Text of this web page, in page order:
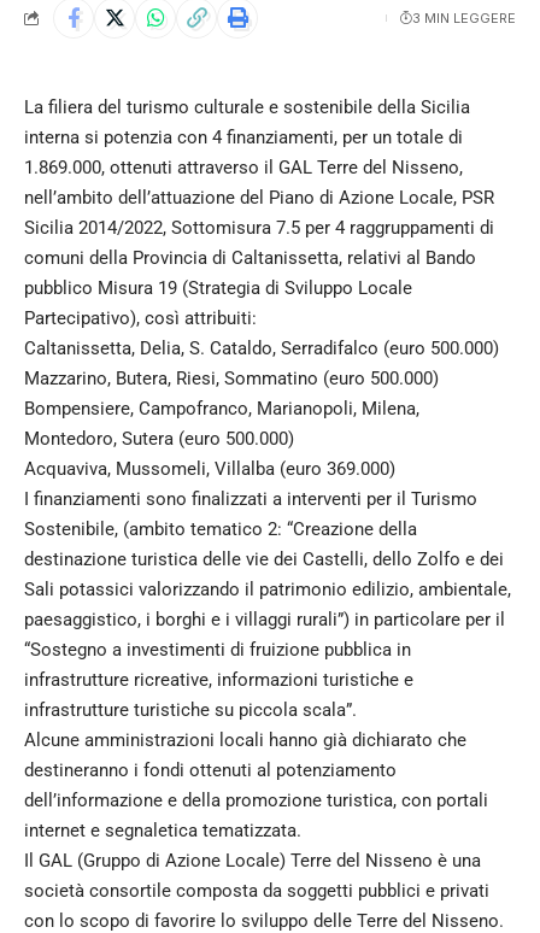
3 MIN LEGGERE
La filiera del turismo culturale e sostenibile della Sicilia
interna si potenzia con 4 finanziamenti, per un totale di
1.869.000, ottenuti attraverso il GAL Terre del Nisseno,
nell’ambito dell’attuazione del Piano di Azione Locale, PSR
Sicilia 2014/2022, Sottomisura 7.5 per 4 raggruppamenti di
comuni della Provincia di Caltanissetta, relativi al Bando
pubblico Misura 19 (Strategia di Sviluppo Locale
Partecipativo), così attribuiti:
Caltanissetta, Delia, S. Cataldo, Serradifalco (euro 500.000)
Mazzarino, Butera, Riesi, Sommatino (euro 500.000)
Bompensiere, Campofranco, Marianopoli, Milena,
Montedoro, Sutera (euro 500.000)
Acquaviva, Mussomeli, Villalba (euro 369.000)
I finanziamenti sono finalizzati a interventi per il Turismo
Sostenibile, (ambito tematico 2: “Creazione della
destinazione turistica delle vie dei Castelli, dello Zolfo e dei
Sali potassici valorizzando il patrimonio edilizio, ambientale,
paesaggistico, i borghi e i villaggi rurali”) in particolare per il
“Sostegno a investimenti di fruizione pubblica in
infrastrutture ricreative, informazioni turistiche e
infrastrutture turistiche su piccola scala”.
Alcune amministrazioni locali hanno già dichiarato che
destineranno i fondi ottenuti al potenziamento
dell’informazione e della promozione turistica, con portali
internet e segnaletica tematizzata.
Il GAL (Gruppo di Azione Locale) Terre del Nisseno è una
società consortile composta da soggetti pubblici e privati
con lo scopo di favorire lo sviluppo delle Terre del Nisseno.